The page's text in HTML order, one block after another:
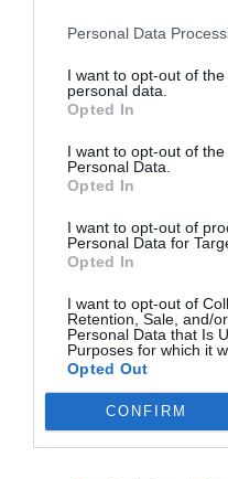
Personal Data
I want to opt-out of
personal data.
Opted In
I want to opt-out of
Personal Data.
Opted In
I want to opt-out of
Personal Data for
Opted In
I want to opt-out of
Retention, Sale, and/
Personal Data that Is
Purposes for which it
Opted Out
CONFIRM
Índex2P
Ligue 1
aproximado de cada
Añadir 2Playbook
de forma gratuita
Mantente informado con
Compartir